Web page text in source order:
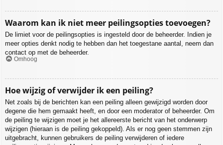
Waarom kan ik niet meer peilingsopties toevoegen?
De limiet voor de peilingsopties is ingesteld door de beheerder. Indien je
meer opties denkt nodig te hebben dan het toegestane aantal, neem dan
contact op met de beheerder.
Omhoog
Hoe wijzig of verwijder ik een peiling?
Net zoals bij de berichten kan een peiling alleen gewijzigd worden door
degene die hem gemaakt heeft, en door een moderator of beheerder. Om
de peiling te wijzigen moet je het allereerste bericht van het onderwerp
wijzigen (hieraan is de peiling gekoppeld). Als er nog geen stemmen zijn
uitgebracht, kunnen gebruikers de peiling verwijderen of iedere